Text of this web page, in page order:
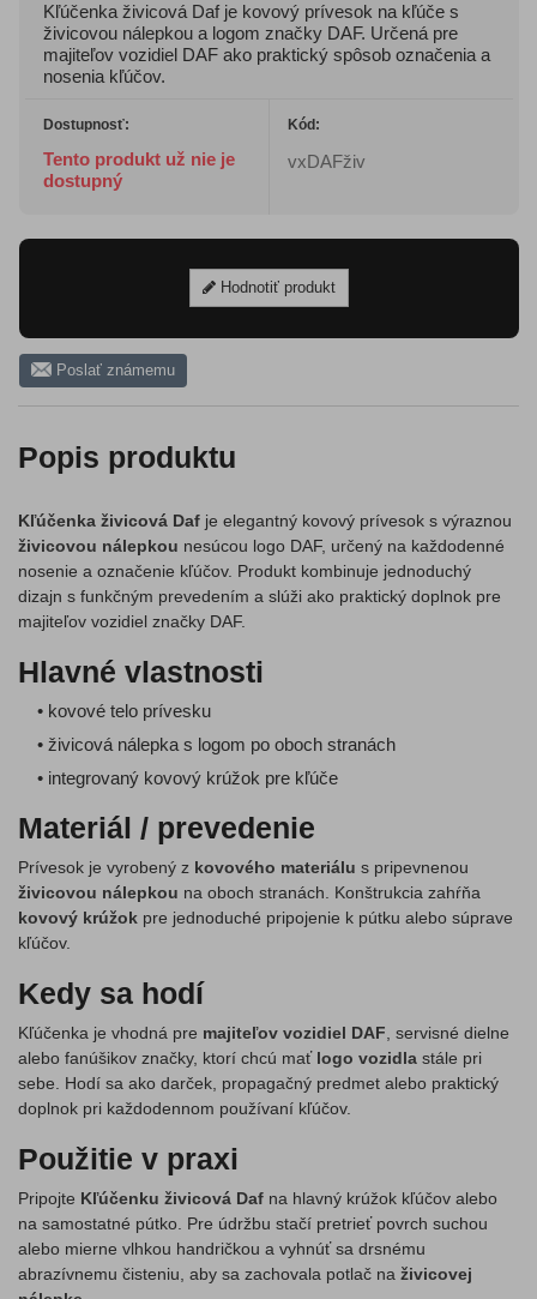
Kľúčenka živicová Daf je kovový prívesok na kľúče s
živicovou nálepkou a logom značky DAF. Určená pre
majiteľov vozidiel DAF ako praktický spôsob označenia a
nosenia kľúčov.
Dostupnosť:
Tento produkt už nie je
dostupný
Kód:
vxDAFživ
Hodnotiť produkt
Poslať známemu
Popis produktu
Kľúčenka živicová Daf je elegantný kovový prívesok s výraznou
živicovou nálepkou nesúcou logo DAF, určený na každodenné
nosenie a označenie kľúčov. Produkt kombinuje jednoduchý
dizajn s funkčným prevedením a slúži ako praktický doplnok pre
majiteľov vozidiel značky DAF.
Hlavné vlastnosti
• kovové telo prívesku
• živicová nálepka s logom po oboch stranách
• integrovaný kovový krúžok pre kľúče
Materiál / prevedenie
Prívesok je vyrobený z kovového materiálu s pripevnenou
živicovou nálepkou na oboch stranách. Konštrukcia zahŕňa
kovový krúžok pre jednoduché pripojenie k pútku alebo súprave
kľúčov.
Kedy sa hodí
Kľúčenka je vhodná pre majiteľov vozidiel DAF , servisné dielne
alebo fanúšikov značky, ktorí chcú mať logo vozidla stále pri
sebe. Hodí sa ako darček, propagačný predmet alebo praktický
doplnok pri každodennom používaní kľúčov.
Použitie v praxi
Pripojte Kľúčenku živicová Daf na hlavný krúžok kľúčov alebo
na samostatné pútko. Pre údržbu stačí pretrieť povrch suchou
alebo mierne vlhkou handričkou a vyhnúť sa drsnému
abrazívnemu čisteniu, aby sa zachovala potlač na živicovej